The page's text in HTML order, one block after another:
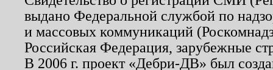
выдано Федеральной службой по
и массовых коммуникаций
Российская Федерация, зарубежные
В 2006 г. проект «Дебри-ДВ» был